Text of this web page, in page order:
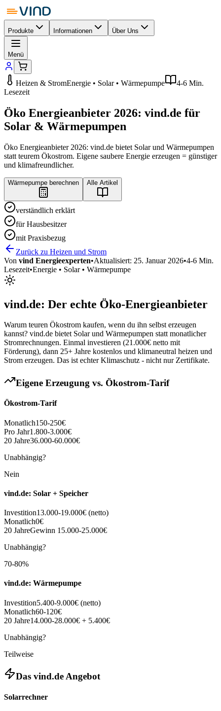
Produkte Informationen Über Uns
Menü
Heizen & StromEnergie • Solar • Wärmepumpe
4-6 Min.
Lesezeit
Öko Energieanbieter 2026: vind.de für
Solar & Wärmepumpen
Öko Energieanbieter 2026: vind.de bietet Solar und Wärmepumpen
statt teurem Ökostrom. Eigene saubere Energie erzeugen = günstiger
und klimafreundlicher.
Wärmepumpe berechnen Alle Artikel
verständlich erklärt
für Hausbesitzer
mit Praxisbezug
Zurück zu Heizen und Strom
Von vind Energieexperten•Aktualisiert: 25. Januar 2026•4-6 Min.
Lesezeit•Energie • Solar • Wärmepumpe
vind.de: Der echte Öko-Energieanbieter
Warum teuren Ökostrom kaufen, wenn du ihn selbst erzeugen
kannst? vind.de bietet Solar und Wärmepumpen statt monatlicher
Stromrechnungen. Einmal investieren (21.000€ netto mit
Förderung), dann 25+ Jahre kostenlos und klimaneutral heizen und
Strom erzeugen. Das ist echter Klimaschutz - nicht nur Zertifikate.
Eigene Erzeugung vs. Ökostrom-Tarif
Ökostrom-Tarif
Monatlich150-250€
Pro Jahr1.800-3.000€
20 Jahre36.000-60.000€
Unabhängig?
Nein
vind.de: Solar + Speicher
Investition13.000-19.000€ (netto)
Monatlich0€
20 JahreGewinn 15.000-25.000€
Unabhängig?
70-80%
vind.de: Wärmepumpe
Investition5.400-9.000€ (netto)
Monatlich60-120€
20 Jahre14.000-28.000€ + 5.400€
Unabhängig?
Teilweise
Das vind.de Angebot
Solarrechner